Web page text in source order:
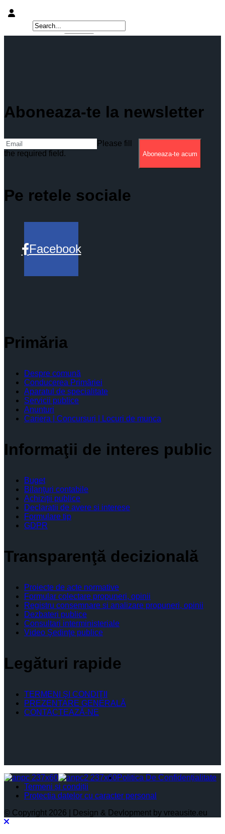
Aboneaza-te la newsletter
Please fill
the required field.
Aboneaza-te acum
Pe retele sociale
Facebook
Primăria
Despre comună
Conducerea Primăriei
Aparatul de specialitate
Servicii publice
Anunturi
Cariera | Concursuri | Locuri de munca
Informaţii de interes public
Buget
Bilanţuri contabile
Achiziţii publice
Declaratii de avere si interese
Formulare tip
GDPR
Transparenţă decizională
Proiecte de acte normative
Formular colectare propuneri, opinii
Registru consemnare si analizare propuneri, opinii
Dezbateri publice
Consultari interministeriale
Video Şedinţe publice
Legături rapide
TERMENI ŞI CONDIŢII
PREZENTARE GENERALĂ
CONTACTEAZĂ-NE
Politica De Confidențialitate
Termeni și condiții
Protectia datelor cu caracter personal
© Copyright 2026 | Design & Devlopment by vreausite.eu